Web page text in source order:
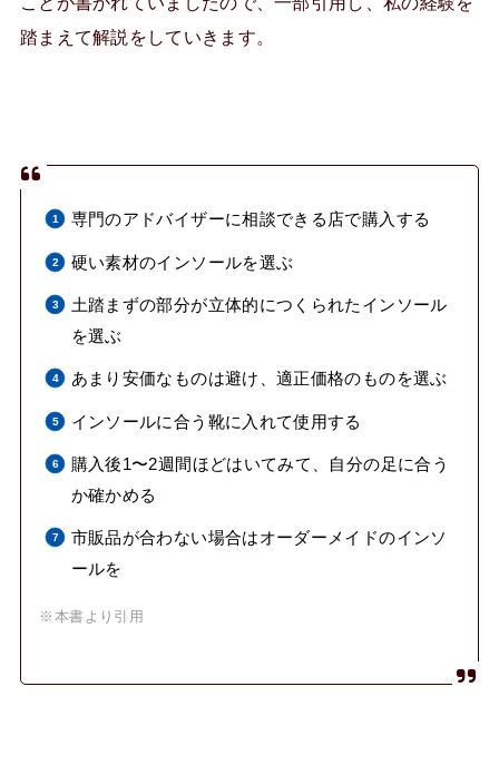
踏まえて解説をしていきます。
専門のアドバイザーに相談できる店で購入する
硬い素材のインソールを選ぶ
土踏まずの部分が立体的につくられたインソール
を選ぶ
あまり安価なものは避け、適正価格のものを選ぶ
インソールに合う靴に入れて使用する
購入後1〜2週間ほどはいてみて、自分の足に合う
か確かめる
市販品が合わない場合はオーダーメイドのインソ
ールを
※本書より引用